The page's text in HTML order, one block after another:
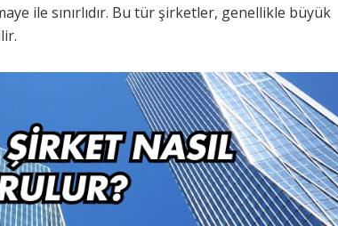
ile sınırlıdır. Bu tür şirketler, genellikle büyük